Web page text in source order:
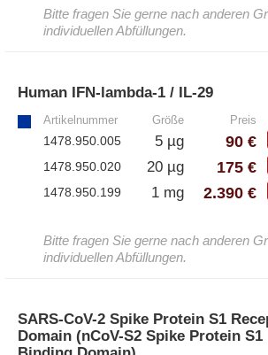
– Alle Diaclone Produkte
Antikörper
– Anti-murine
– Anti-rat
– CD-Antikörper
– Polyclonale Antikörper
Bitte fragen Sie gerne nach anderen
individuellen Abfüllungen.
Human IFN-lambda-1 / IL-29
Artikelnummer Größe Preis
1478.950.005 5 µg 90 €
1478.950.020 20 µg 175 €
1478.950.199 1 mg 2.390 €
Bitte fragen Sie gerne nach anderen
individuellen Abfüllungen.
SARS-CoV-2 Spike Protein S1
Domain (nCoV-S2 Spike Protein